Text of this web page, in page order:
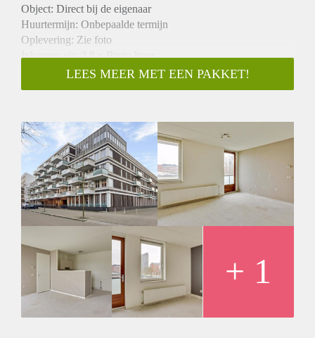
Object: Direct bij de eigenaar
Huurtermijn: Onbepaalde termijn
Oplevering: Zie foto
Inkomen eis: 2,8 x Bruto huur
Garantiestelling mogelijk: Ja
Borg: 1 Maand
Huisdieren toegestaan: Afhankelijk van de Eigenaar
Huurtoeslag grens: Nee
Geschikt voor studenten: Afhankelijk van de Eigenaar
LEES MEER MET EEN PAKKET!
+ 1